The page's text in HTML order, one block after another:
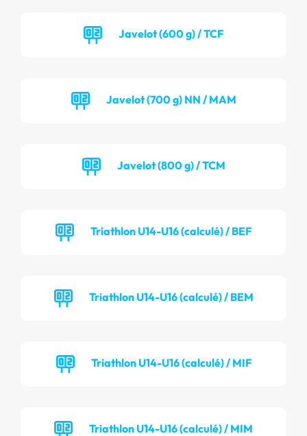
Javelot (600 g) / TCF
Javelot (700 g) NN / MAM
Javelot (800 g) / TCM
Triathlon U14-U16 (calculé) / BEF
Triathlon U14-U16 (calculé) / BEM
Triathlon U14-U16 (calculé) / MIF
Triathlon U14-U16 (calculé) / MIM